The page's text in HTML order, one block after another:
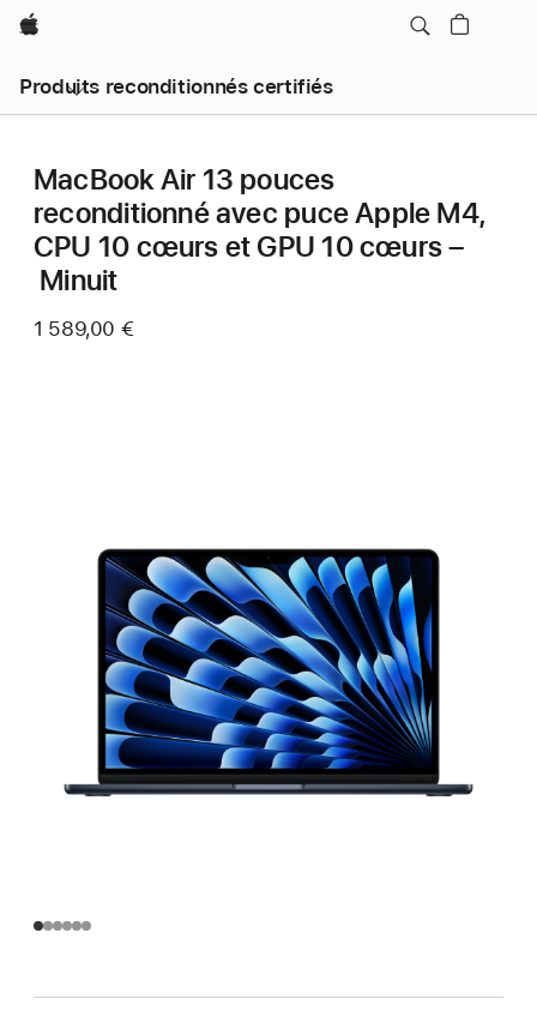
Apple
Produits reconditionnés certifiés
MacBook Air 13 pouces
reconditionné avec puce Apple M4,
CPU 10 cœurs et GPU 10 cœurs –
Minuit
1 589,00 €